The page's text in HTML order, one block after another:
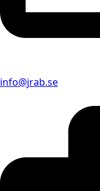
info@jrab.se